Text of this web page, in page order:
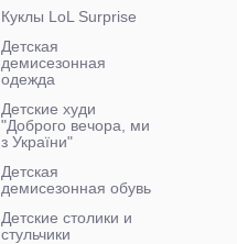
Куклы LoL Surprise
Детская
демисезонная
одежда
Детские худи
"Доброго вечора, ми
з України"
Детская
демисезонная обувь
Детские столики и
стульчики